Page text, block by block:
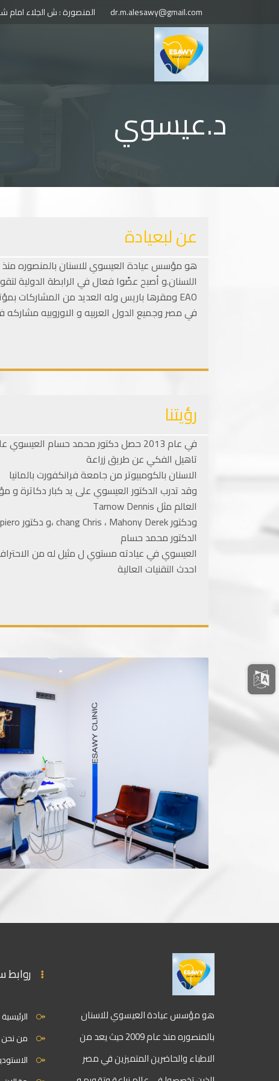
المنصورة : ش الجلاء امام dr.m.alesawy@gmail.com
د.عيسوي
عن لبعيادة
في مصر وجميع الدول العربيه و الاوروبيه
رؤيتنا
في عام 2013 حصل دكتور محمد حسام
تاهيل الفكي عن طريق زراعة
الاسنان بالكومبيوتر من جامعة فرانكفورت بالمانيا
وقد تدرب الدكتور العيسوي على يد كبار دكاترة
العالم مثل Tarnow Dennis
الدكتور محمد حسام
العيسوي في عيادته مستوي ل مثيل له من
احدث التقنيات العالية
هو مؤسس عيادة العيسوي للاسنان
بالمنصوره منذ عام 2009 حيث يعد من
الاطباء والحاضرين المتميزين في مصر
روابط
الرئيسية
من نحن